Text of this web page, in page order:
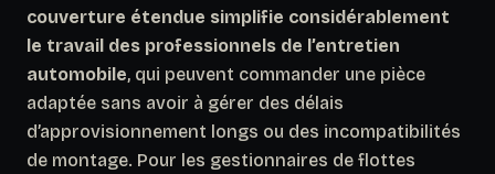
couverture étendue simplifie considérablement
le travail des professionnels de l’entretien
automobile, qui peuvent commander une pièce
adaptée sans avoir à gérer des délais
d’approvisionnement longs ou des incompatibilités
de montage. Pour les gestionnaires de flottes